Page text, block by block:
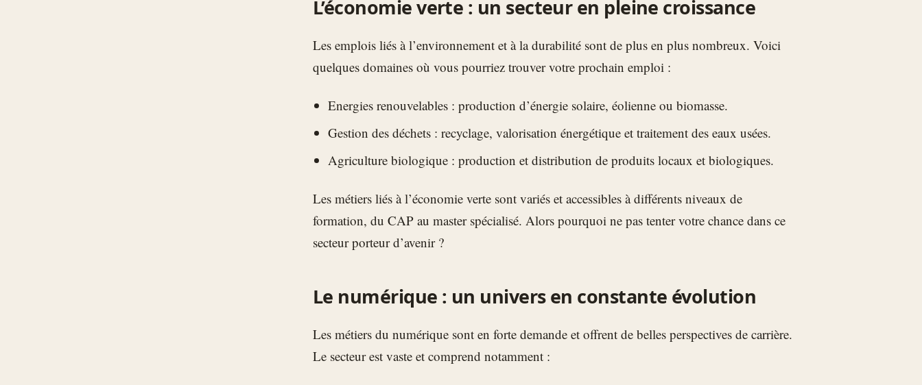
L’économie verte : un secteur en pleine croissance
Les emplois liés à l’environnement et à la durabilité sont de plus en plus nombreux. Voici
quelques domaines où vous pourriez trouver votre prochain emploi :
Energies renouvelables : production d’énergie solaire, éolienne ou biomasse.
Gestion des déchets : recyclage, valorisation énergétique et traitement des eaux usées.
Agriculture biologique : production et distribution de produits locaux et biologiques.
Les métiers liés à l’économie verte sont variés et accessibles à différents niveaux de
formation, du CAP au master spécialisé. Alors pourquoi ne pas tenter votre chance dans ce
secteur porteur d’avenir ?
Le numérique : un univers en constante évolution
Les métiers du numérique sont en forte demande et offrent de belles perspectives de carrière.
Le secteur est vaste et comprend notamment :